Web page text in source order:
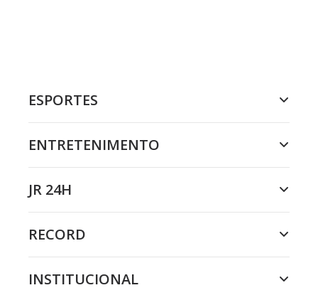
ESPORTES
ENTRETENIMENTO
JR 24H
RECORD
INSTITUCIONAL